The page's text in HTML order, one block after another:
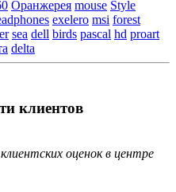
Оранжерея mouse Style
exelero msi forest
sea dell birds pascal hd proart
delta
клиентов
оценок в центре